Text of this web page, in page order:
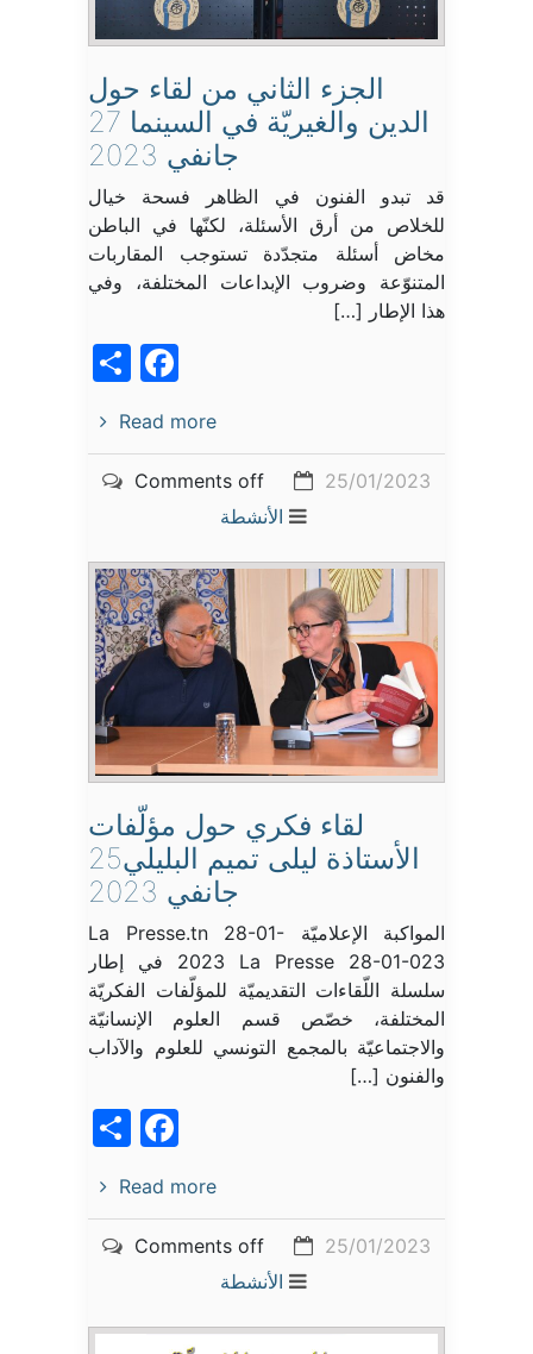
الجزء الثاني من لقاء حول
الدين والغيريّة في السينما 27
جانفي 2023
قد تبدو الفنون في الظاهر فسحة خيال
للخلاص من أرق الأسئلة، لكنّها في الباطن
مخاض أسئلة متجدّدة تستوجب المقاربات
المتنوّعة وضروب الإبداعات المختلفة، وفي
هذا الإطار […]
Read more
25/01/2023
Comments off
الأنشطة
لقاء فكري حول مؤلّفات
الأستاذة ليلى تميم البليلي25
جانفي 2023
المواكبة الإعلاميّة La Presse.tn 28-01-
2023 La Presse 28-01-023 في إطار
سلسلة اللّقاءات التقديميّة للمؤلّفات الفكريّة
المختلفة، خصّص قسم العلوم الإنسانيّة
والاجتماعيّة بالمجمع التونسي للعلوم والآداب
والفنون […]
Read more
25/01/2023
Comments off
الأنشطة